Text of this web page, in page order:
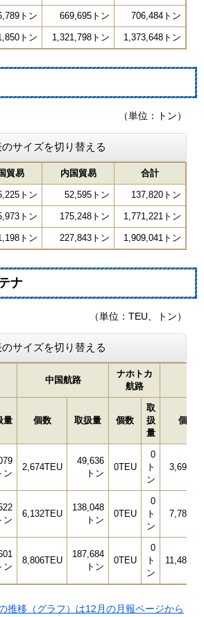
トン 669,695トン 706,484トン
トン 1,321,798トン 1,373,648トン
（単位：トン）
のサイズを切り替える
貿易 内国貿易 合計
トン 52,595トン 137,820トン
トン 175,248トン 1,771,221トン
トン 227,843トン 1,909,041トン
ナ
（単位：TEU、トン）
のサイズを切り替える
中国航路
ナホトカ
航路
量 個数 取扱量 個数
取
扱
量
個数
ン
2,674TEU
49,636
トン
0TEU
0
ト
ン
ン
6,132TEU
138,048
トン
0TEU
0
ト
ン
ン
8,806TEU
187,684
トン
0TEU
0
ト
ン
推移（グラフ）は12月の月報ページから